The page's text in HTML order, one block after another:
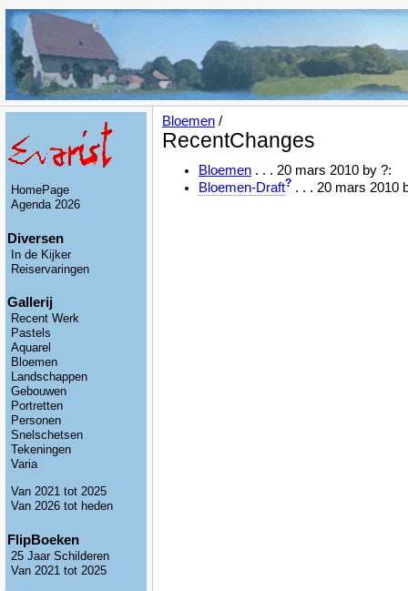
HomePage
Agenda 2026
Diversen
In de Kijker
Reiservaringen
Gallerij
Recent Werk
Pastels
Aquarel
Bloemen
Landschappen
Gebouwen
Portretten
Personen
Snelschetsen
Tekeningen
Varia
Van 2021 tot 2025
Van 2026 tot heden
FlipBoeken
25 Jaar Schilderen
Van 2021 tot 2025
Bloemen /
RecentChanges
Bloemen . . . 20 mars 2010 by ?:
Bloemen-Draft? . . . 20 mars 2010